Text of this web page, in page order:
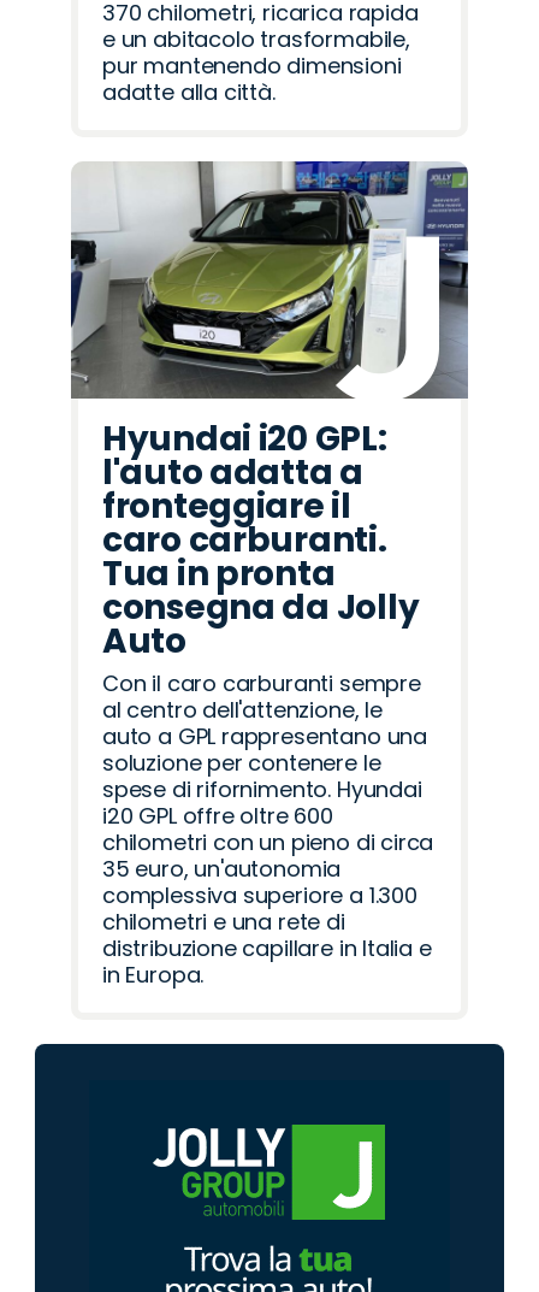
370 chilometri, ricarica rapida
e un abitacolo trasformabile,
pur mantenendo dimensioni
adatte alla città.
Hyundai i20 GPL:
l'auto adatta a
fronteggiare il
caro carburanti.
Tua in pronta
consegna da Jolly
Auto
Con il caro carburanti sempre
al centro dell'attenzione, le
auto a GPL rappresentano una
soluzione per contenere le
spese di rifornimento. Hyundai
i20 GPL offre oltre 600
chilometri con un pieno di circa
35 euro, un'autonomia
complessiva superiore a 1.300
chilometri e una rete di
distribuzione capillare in Italia e
in Europa.